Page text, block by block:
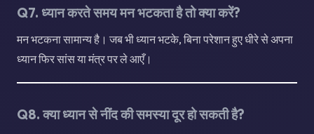
Q7. ध्यान करते समय मन भटकता है तो क्या करें?
मन भटकना सामान्य है। जब भी ध्यान भटके, बिना परेशान हुए धीरे से अपना
ध्यान फिर सांस या मंत्र पर ले आएँ।
Q8. क्या ध्यान से नींद की समस्या दूर हो सकती है?